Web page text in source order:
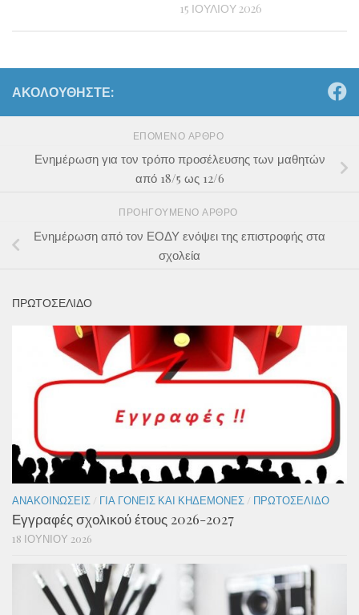
15 ΙΟΥΛΊΟΥ 2026
ΑΚΟΛΟΥΘΉΣΤΕ:
ΕΠΌΜΕΝΟ ΆΡΘΡΟ
Ενημέρωση για τον τρόπο προσέλευσης των μαθητών
από 18/5 ως 12/6
ΠΡΟΗΓΟΎΜΕΝΟ ΆΡΘΡΟ
Ενημέρωση από τον ΕΟΔΥ ενόψει της επιστροφής στα
σχολεία
ΠΡΩΤΟΣΕΛΙΔΟ
ΑΝΑΚΟΙΝΏΣΕΙΣ / ΓΙΑ ΓΟΝΕΊΣ ΚΑΙ ΚΗΔΕΜΌΝΕΣ / ΠΡΩΤΟΣΈΛΙΔΟ
Εγγραφές σχολικού έτους 2026-2027
18 ΙΟΥΝΊΟΥ 2026